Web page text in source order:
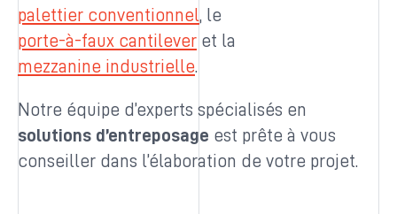
palettier conventionnel, le
porte-à-faux cantilever et la
mezzanine industrielle.
Notre équipe d’experts spécialisés en
solutions d’entreposage est prête à vous
conseiller dans l’élaboration de votre projet.